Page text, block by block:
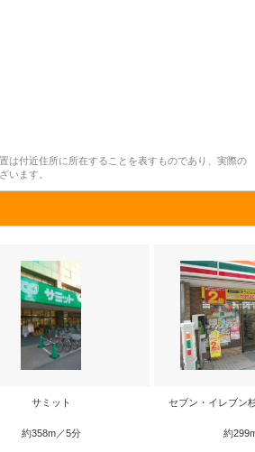
は付近住所に所在することを表すものであり、実際の
います。
サミット
約358m／5分
セブン・イレブン
約